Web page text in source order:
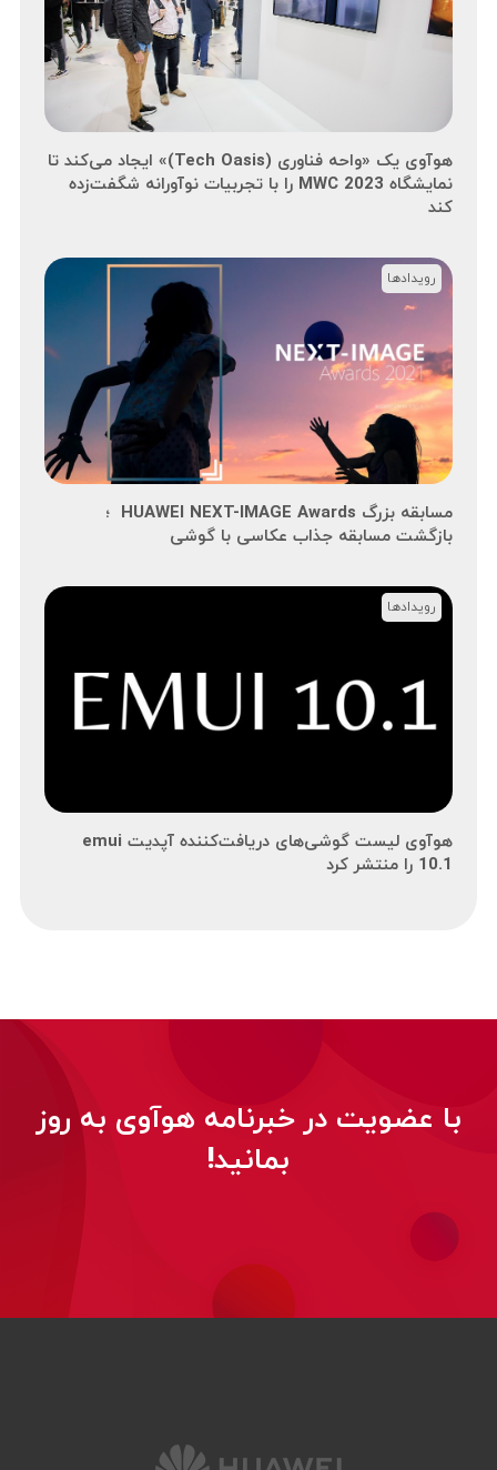
هوآوی یک «واحه فناوری (Tech Oasis)» ایجاد می‌کند تا
نمایشگاه MWC 2023 را با تجربیات نوآورانه شگفت‌زده
کند
مسابقه بزرگ HUAWEI NEXT-IMAGE Awards ؛
بازگشت مسابقه جذاب عکاسی با گوشی
رویدادها
هوآوی لیست گوشی‌های دریافت‌کننده آپدیت emui
10.1 را منتشر کرد
رویدادها
با عضویت در خبرنامه هوآوی به روز
بمانید!